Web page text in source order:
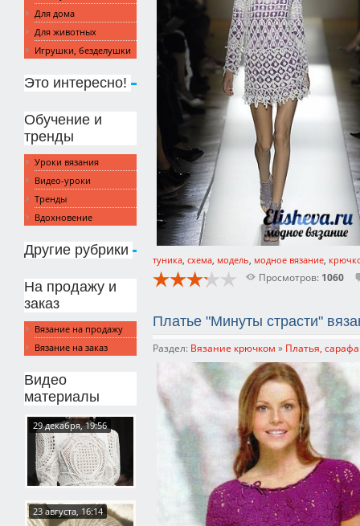
Для дома
Для животных
Игрушки, безделушки
Это интересно!
Обучение и
тренды
Уроки вязания
Видео-уроки
Тренды
Вдохновение
Другие рубрики
На продажу и
заказ
Вязание на продажу
Вязание на заказ
Видео
материалы
29 декабря, 19:56
23 августа, 16:14
туника схема модель модное вязание
Просмотров: 1060
Платье "Минуты страсти"
Раздел: Вязание крючком » Платья,